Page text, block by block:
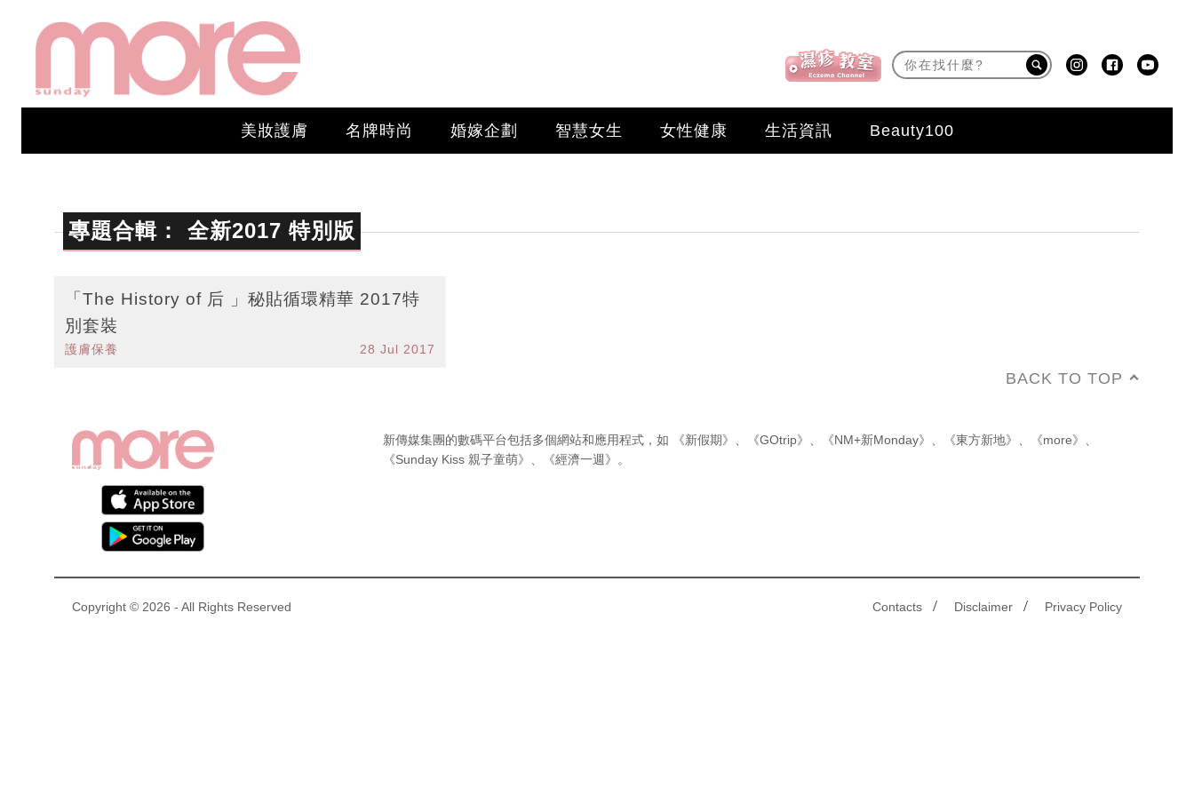
美妝護膚 名牌時尚 婚嫁企劃 智慧女生 女性健康 生活資訊 Beauty100
專題合輯： 全新2017 特別版
「The History of 后 」秘貼循環精華 2017特
別套裝
護膚保養 28 Jul 2017
BACK TO TOP
新傳媒集團的數碼平台包括多個網站和應用程式，如 《新假期》 《GOtrip》 《NM+新Monday》 《東方新地》 《more》
《Sunday Kiss 親子童萌》
《經濟一週》 。
Contacts / Disclaimer / Privacy Policy
Copyright © 2026 - All Rights Reserved